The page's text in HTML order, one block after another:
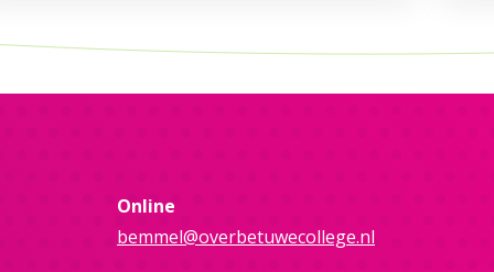
Online
bemmel@overbetuwecollege.nl